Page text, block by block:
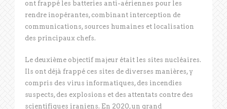
ont frappé les batteries anti-aériennes pour les
rendre inopérantes, combinant interception de
communications, sources humaines et localisation
des principaux chefs.
Le deuxième objectif majeur était les sites nucléaires.
Ils ont déjà frappé ces sites de diverses manières, y
compris des virus informatiques, des incendies
suspects, des explosions et des attentats contre des
scientifiques iraniens. En 2020, un grand